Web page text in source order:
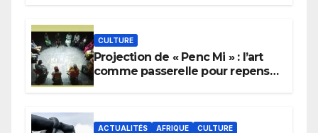
CULTURE
Projection de « Penc Mi » : l’art
comme passerelle pour repenser
ACTUALITÉS AFRIQUE CULTURE